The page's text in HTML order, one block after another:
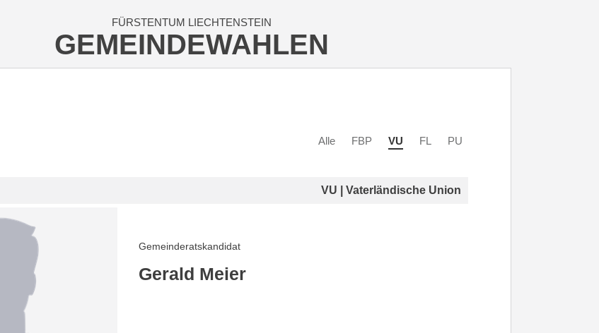
FÜRSTENTUM LIECHTENSTEIN
GEMEINDEWAHLEN
Alle FBP VU FL PU
VU | Vaterländische Union
Gemeinderatskandidat
Gerald Meier